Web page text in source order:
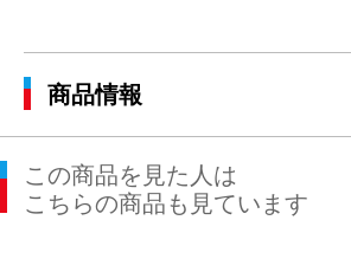
商品情報
この商品を見た人は
こちらの商品も見ています